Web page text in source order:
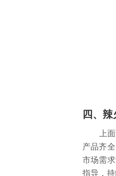
四、
上面说
产品齐
市场需
指导，